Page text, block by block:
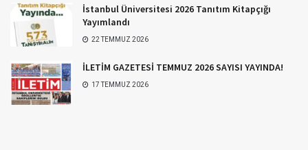
İstanbul Üniversitesi 2026 Tanıtım Kitapçığı
Yayımlandı
22 TEMMUZ 2026
İLETİM GAZETESİ TEMMUZ 2026 SAYISI YAYINDA!
17 TEMMUZ 2026